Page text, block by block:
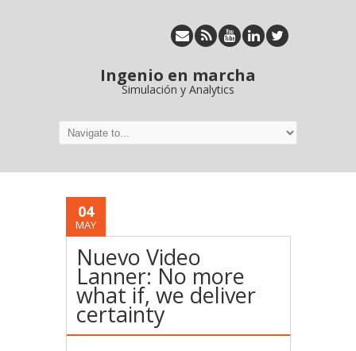
Ingenio en marcha
Simulación y Analytics
04
MAY
Nuevo Video
Lanner: No more
what if, we deliver
certainty